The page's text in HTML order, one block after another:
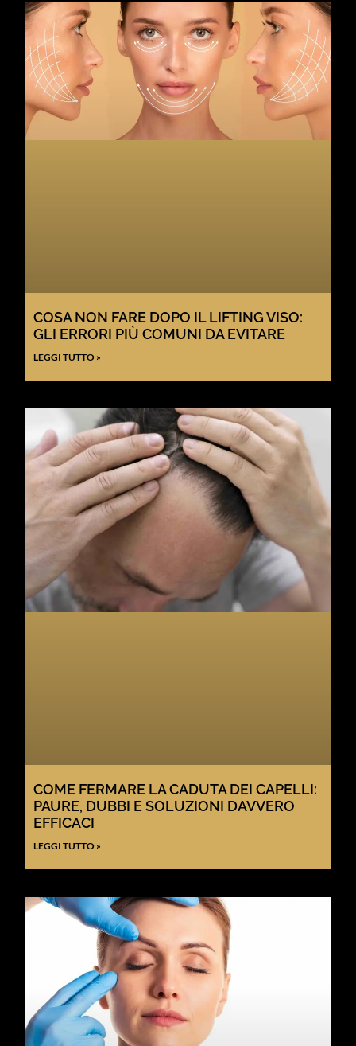
COSA NON FARE DOPO IL LIFTING VISO:
GLI ERRORI PIÙ COMUNI DA EVITARE
LEGGI TUTTO »
COME FERMARE LA CADUTA DEI CAPELLI:
PAURE, DUBBI E SOLUZIONI DAVVERO
EFFICACI
LEGGI TUTTO »